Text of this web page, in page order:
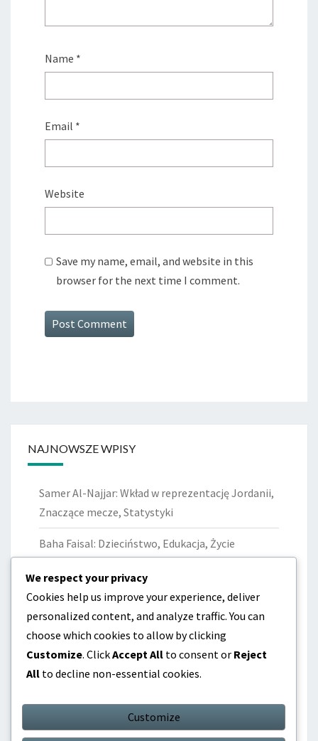
Name *
Email *
Website
Save my name, email, and website in this
browser for the next time I comment.
NAJNOWSZE WPISY
Samer Al-Najjar: Wkład w reprezentację Jordanii,
Znaczące mecze, Statystyki
Baha Faisal: Dzieciństwo, Edukacja, Życie
Mohammad Al-Shalabi: Znaczące osiągnięcia,
Historia klubu, Wyróżnienia
Yousef Al-Ghoul: Historia życia, Początki w piłce
nożnej, Osobista podróż
wpływy, Osobista podróż
We respect your privacy
Cookies help us improve your experience, deliver
personalized content, and analyze traffic. You can
choose which cookies to allow by clicking
Customize. ClickAccept All to consent or Reject
All to decline non-essential cookies.
Customize